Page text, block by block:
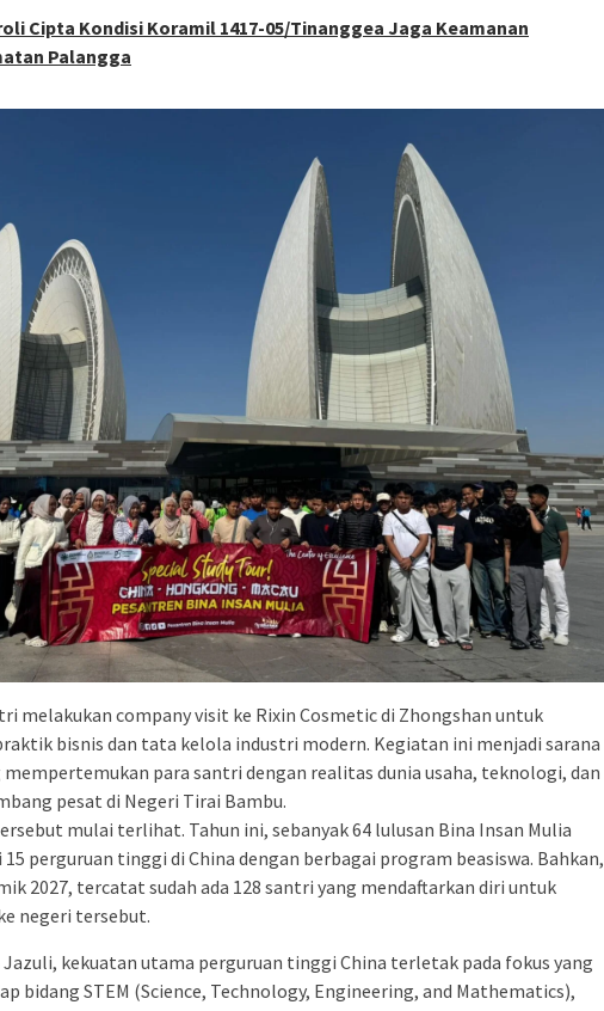
Cipta Kondisi Koramil 1417-05/Tinanggea Jaga Keamanan
Palangga
melakukan company visit ke Rixin Cosmetic di Zhongshan untuk
bisnis dan tata kelola industri modern. Kegiatan ini menjadi sarana
para santri dengan realitas dunia usaha, teknologi, dan
pesat di Negeri Tirai Bambu.
mulai terlihat. Tahun ini, sebanyak 64 lulusan Bina Insan Mulia
perguruan tinggi di China dengan berbagai program beasiswa. Bahkan,
2027, tercatat sudah ada 128 santri yang mendaftarkan diri untuk
negeri tersebut.
kekuatan utama perguruan tinggi China terletak pada fokus yang
bidang STEM (Science, Technology, Engineering, and Mathematics),